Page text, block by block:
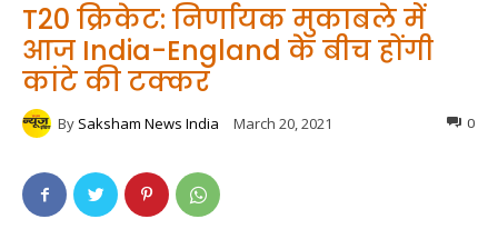
T20 क्रिकेट: निर्णायक मुकाबले में
आज India-England के बीच होंगी
कांटे की टक्कर
By Saksham News India March 20, 2021 0